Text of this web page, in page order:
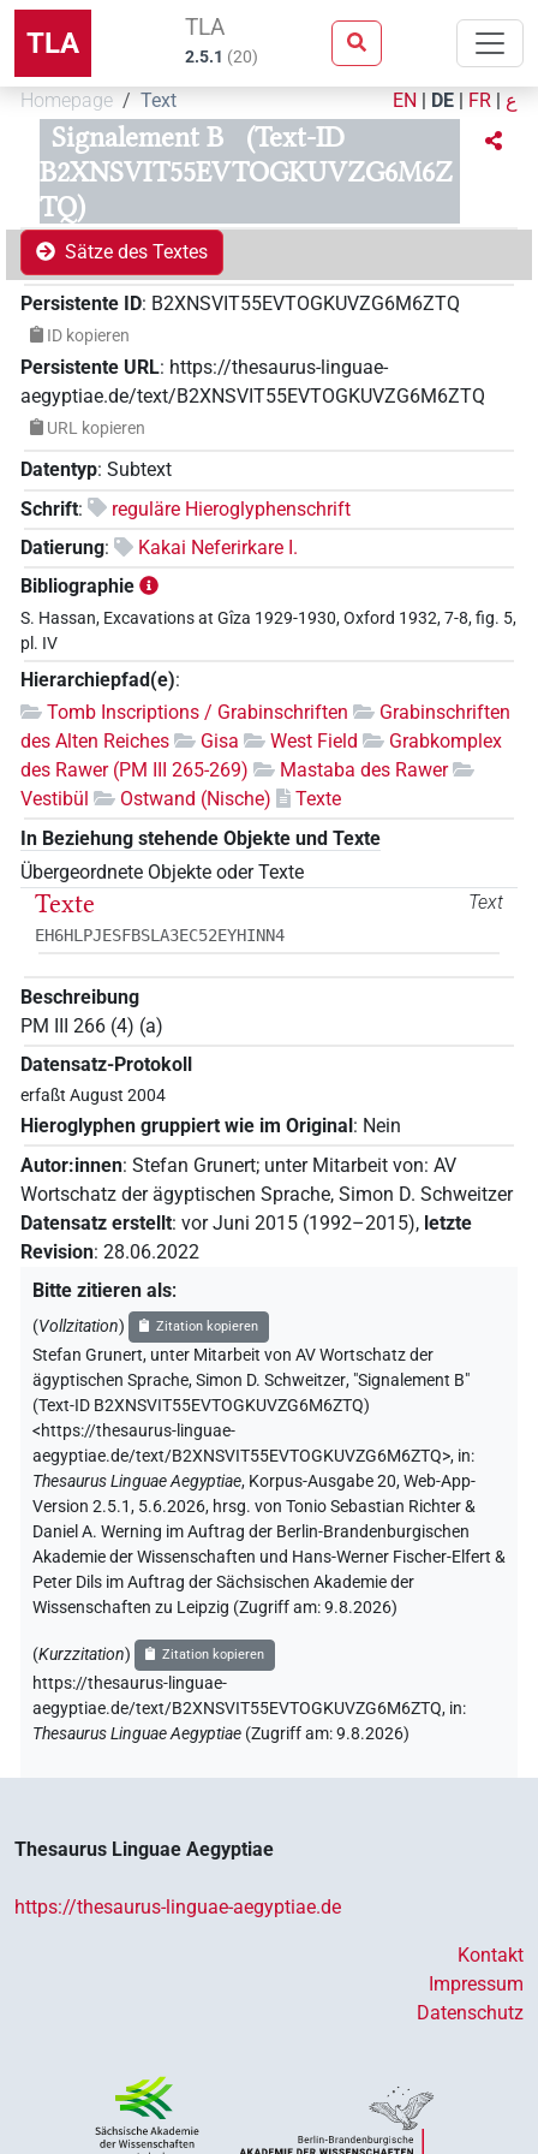
TLA TLA
2.5.1 (20)
Homepage Text EN | DE | FR | ع
Signalement B
(Text-ID
B2XNSVIT55EVTOGKUVZG6M6Z
TQ)
Sätze des Textes
Persistente ID: B2XNSVIT55EVTOGKUVZG6M6ZTQ
ID kopieren
Persistente URL: https://thesaurus-linguae-
aegyptiae.de/text/B2XNSVIT55EVTOGKUVZG6M6ZTQ
URL kopieren
Datentyp: Subtext
Schrift:
reguläre Hieroglyphenschrift
Datierung:
Kakai Neferirkare I.
Bibliographie
S. Hassan, Excavations at Gîza 1929-1930, Oxford 1932, 7-8, fig. 5,
pl. IV
Hierarchiepfad(e):
Tomb Inscriptions / Grabinschriften
Grabinschriften
des Alten Reiches
Gisa West Field
Grabkomplex
des Rawer (PM III 265-269)
Mastaba des Rawer
Vestibül
Ostwand (Nische)
Texte
In Beziehung stehende Objekte und Texte
Übergeordnete Objekte oder Texte
Text
Texte
EH6HLPJESFBSLA3EC52EYHINN4
Beschreibung
PM III 266 (4) (a)
Datensatz-Protokoll
erfaßt August 2004
Hieroglyphen gruppiert wie im Original : Nein
Autor:innen: Stefan Grunert; unter Mitarbeit von: AV
Wortschatz der ägyptischen Sprache, Simon D. Schweitzer
Datensatz erstellt: vor Juni 2015 (1992–2015), letzte
Revision: 28.06.2022
Bitte zitieren als:
(Vollzitation) Zitation kopieren
Stefan Grunert, unter Mitarbeit von AV Wortschatz der
ägyptischen Sprache,Simon D. Schweitzer, "Signalement B"
(Text-ID B2XNSVIT55EVTOGKUVZG6M6ZTQ)
<https://thesaurus-linguae-
aegyptiae.de/text/B2XNSVIT55EVTOGKUVZG6M6ZTQ>, in:
Thesaurus Linguae Aegyptiae, Korpus-Ausgabe 20, Web-App-
Version 2.5.1, 5.6.2026, hrsg. von Tonio Sebastian Richter &
Daniel A. Werning im Auftrag der Berlin-Brandenburgischen
Akademie der Wissenschaften und Hans-Werner Fischer-Elfert &
Peter Dils im Auftrag der Sächsischen Akademie der
Wissenschaften zu Leipzig (Zugriff am:9.8.2026)
(Kurzzitation) Zitation kopieren
https://thesaurus-linguae-
aegyptiae.de/text/B2XNSVIT55EVTOGKUVZG6M6ZTQ, in:
Thesaurus Linguae Aegyptiae (Zugriff am:9.8.2026)
Thesaurus Linguae Aegyptiae
https://thesaurus-linguae-aegyptiae.de
Kontakt
Impressum
Datenschutz